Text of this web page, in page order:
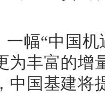
一幅“中国
为丰富的增
中国基建将